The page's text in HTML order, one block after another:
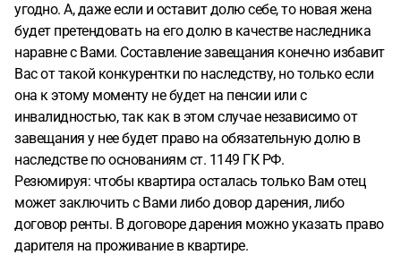
угодно. А, даже если и оставит долю себе, то новая жена
будет претендовать на его долю в качестве наследника
наравне с Вами. Составление завещания конечно избавит
Вас от такой конкурентки по наследству, но только если
она к этому моменту не будет на пенсии или с
инвалидностью, так как в этом случае независимо от
завещания у нее будет право на обязательную долю в
наследстве по основаниям ст. 1149 ГК РФ.
Резюмируя: чтобы квартира осталась только Вам отец
может заключить с Вами либо довор дарения, либо
договор ренты. В договоре дарения можно указать право
дарителя на проживание в квартире.